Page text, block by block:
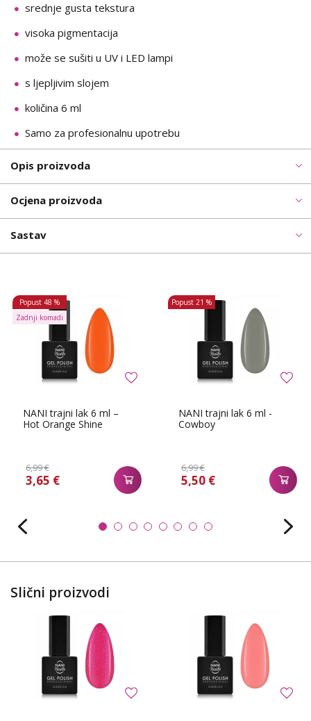
srednje gusta tekstura
visoka pigmentacija
može se sušiti u UV i LED lampi
s ljepljivim slojem
količina 6 ml
Samo za profesionalnu upotrebu
Opis proizvoda
Ocjena proizvoda
Sastav
NANI trajni lak 6 ml –
Hot Orange Shine
6,99 €
3,65 €
Popust 48 %
Zadnji komadi
NANI trajni lak 6 ml -
Cowboy
6,99 €
5,50 €
Popust 21 %
Slični proizvodi